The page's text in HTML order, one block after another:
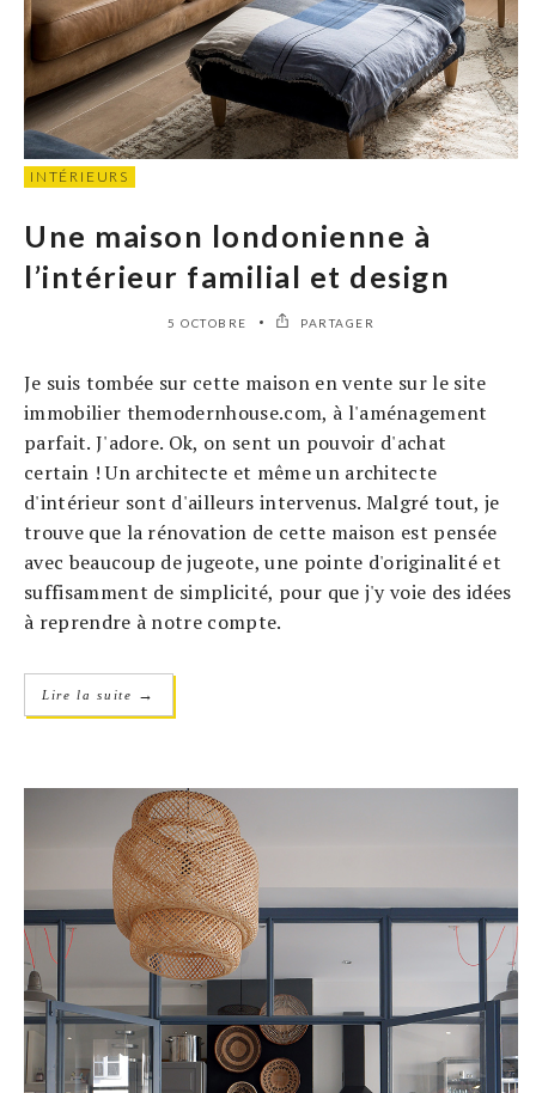
INTÉRIEURS
Une maison londonienne à
l’intérieur familial et design
5 OCTOBRE PARTAGER
Je suis tombée sur cette maison en vente sur le site
immobilier themodernhouse.com, à l'aménagement
parfait. J'adore. Ok, on sent un pouvoir d'achat
certain ! Un architecte et même un architecte
d'intérieur sont d'ailleurs intervenus. Malgré tout, je
trouve que la rénovation de cette maison est pensée
avec beaucoup de jugeote, une pointe d'originalité et
suffisamment de simplicité, pour que j'y voie des idées
à reprendre à notre compte.
Lire la suite →